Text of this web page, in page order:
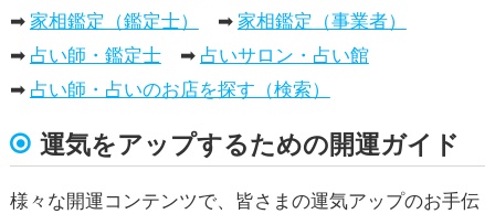
➡ 家相鑑定（鑑定士） ➡ 家相鑑定（事業者）
➡ 占い師・鑑定士➡ 占いサロン・占い館
➡ 占い師・占いのお店を探す（検索）
運気をアップするための開運ガイド
様々な開運コンテンツで、皆さまの運気アップのお手伝